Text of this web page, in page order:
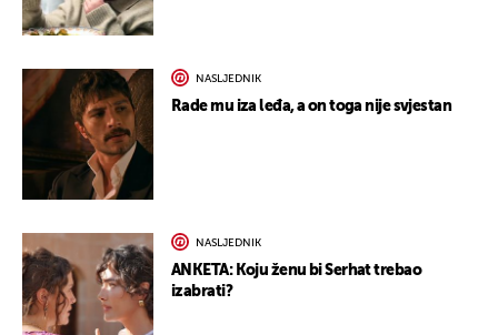
NASLJEDNIK
Rade mu iza leđa, a on toga nije svjestan
NASLJEDNIK
ANKETA: Koju ženu bi Serhat trebao
izabrati?